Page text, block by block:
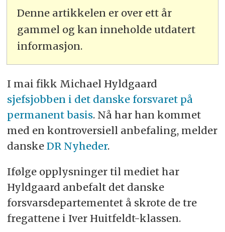
Denne artikkelen er over ett år
gammel og kan inneholde utdatert
informasjon.
I mai fikk Michael Hyldgaard
sjefsjobben i det danske forsvaret på
permanent basis. Nå har han kommet
med en kontroversiell anbefaling, melder
danske DR Nyheder.
Ifølge opplysninger til mediet har
Hyldgaard anbefalt det danske
forsvarsdepartementet å skrote de tre
fregattene i Iver Huitfeldt-klassen.